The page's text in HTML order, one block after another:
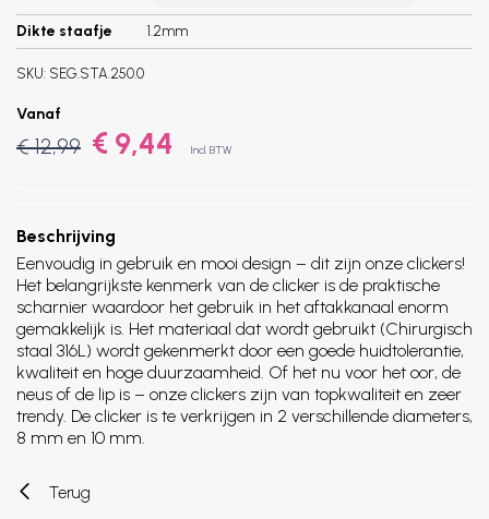
Dikte staafje 1.2mm
SKU: SEG.STA.250.0
Vanaf
€ 12,99 € 9,44 Incl. BTW
Beschrijving
Eenvoudig in gebruik en mooi design – dit zijn onze clickers!
Het belangrijkste kenmerk van de clicker is de praktische
scharnier waardoor het gebruik in het aftakkanaal enorm
gemakkelijk is. Het materiaal dat wordt gebruikt (Chirurgisch
staal 316L) wordt gekenmerkt door een goede huidtolerantie,
kwaliteit en hoge duurzaamheid. Of het nu voor het oor, de
neus of de lip is – onze clickers zijn van topkwaliteit en zeer
trendy. De clicker is te verkrijgen in 2 verschillende diameters,
8 mm en 10 mm.
Terug